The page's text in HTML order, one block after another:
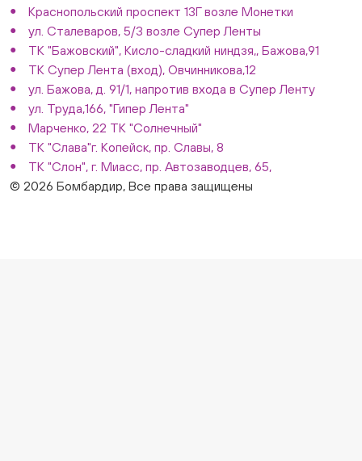
Краснопольский проспект 13Г возле Монетки
ул. Сталеваров, 5/3 возле Супер Ленты
ТК "Бажовский", Кисло-сладкий ниндзя,, Бажова,91
ТК Супер Лента (вход), Овчинникова,12
ул. Бажова, д. 91/1, напротив входа в Супер Ленту
ул. Труда,166, "Гипер Лента"
Марченко, 22 ТК "Солнечный"
ТК "Слава"г. Копейск, пр. Славы, 8
ТК "Слон", г. Миасс, пр. Автозаводцев, 65,
© 2026 Бомбардир, Все права защищены